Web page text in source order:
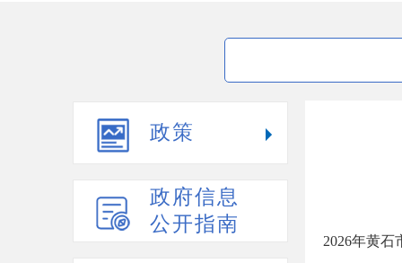
政策
政府信息
公开指南
2026年黄石